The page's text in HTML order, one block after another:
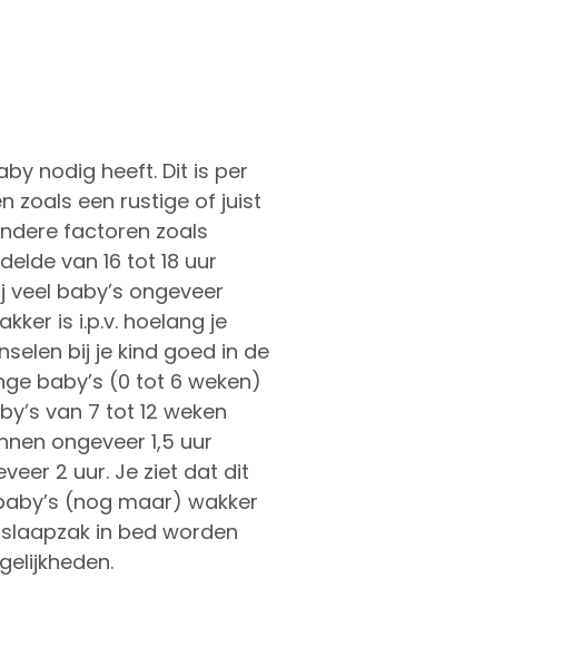
nodig heeft. Dit is per
zoals een rustige of juist
factoren zoals
van 16 tot 18 uur
baby’s ongeveer
is i.p.v. hoelang je
bij je kind goed in de
baby’s (0 tot 6 weken)
van 7 tot 12 weken
ongeveer 1,5 uur
2 uur. Je ziet dat dit
(nog maar) wakker
in bed worden